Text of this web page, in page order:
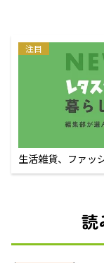
注目
生活雑貨、ファッ
えるECサイト
読